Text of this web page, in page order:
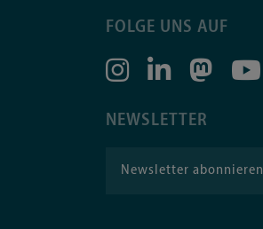
FOLGE UNS AUF
NEWSLETTER
Newsletter abonnieren